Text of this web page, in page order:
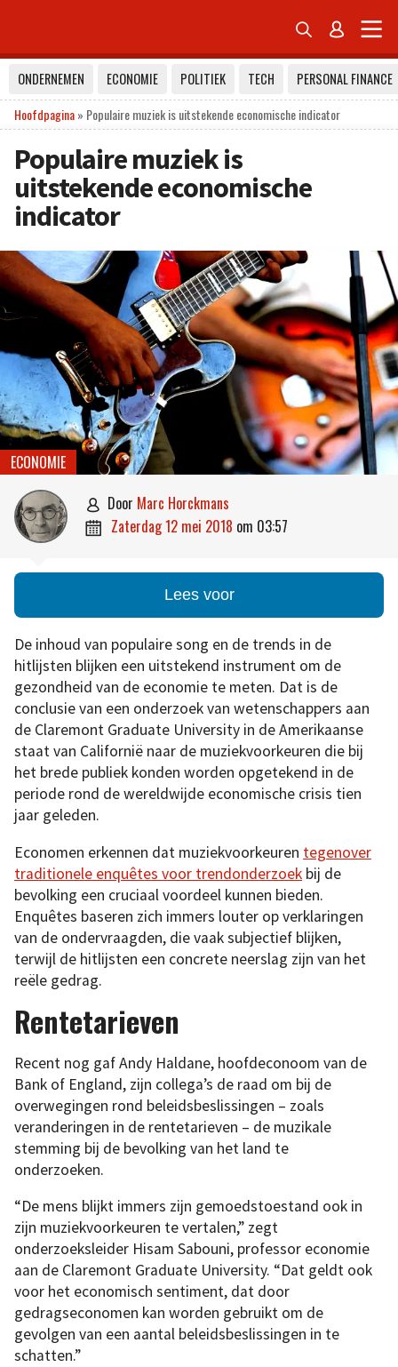
 
ONDERNEMEN ECONOMIE POLITIEK TECH
PERSONAL FINANCE
Hoofdpagina» Populaire muziek is uitstekende economische indicator
Populaire muziek is
uitstekende economische
indicator
ECONOMIE
 door Marc Horckmans
 zaterdag 12 mei 2018 om 03:57
Lees voor
De inhoud van populaire song en de trends in de
hitlijsten blijken een uitstekend instrument om de
gezondheid van de economie te meten. Dat is de
conclusie van een onderzoek van wetenschappers aan
de Claremont Graduate University in de Amerikaanse
staat van Californië naar de muziekvoorkeuren die bij
het brede publiek konden worden opgetekend in de
periode rond de wereldwijde economische crisis tien
jaar geleden.
Economen erkennen dat muziekvoorkeuren tegenover
traditionele enquêtes voor trendonderzoek bij de
bevolking een cruciaal voordeel kunnen bieden.
Enquêtes baseren zich immers louter op verklaringen
van de ondervraagden, die vaak subjectief blijken,
terwijl de hitlijsten een concrete neerslag zijn van het
reële gedrag.
Rentetarieven
Recent nog gaf Andy Haldane, hoofdeconoom van de
Bank of England, zijn collega’s de raad om bij de
overwegingen rond beleidsbeslissingen – zoals
veranderingen in de rentetarieven – de muzikale
stemming bij de bevolking van het land te
onderzoeken.
“De mens blijkt immers zijn gemoedstoestand ook in
zijn muziekvoorkeuren te vertalen,” zegt
onderzoeksleider Hisam Sabouni, professor economie
aan de Claremont Graduate University. “Dat geldt ook
voor het economisch sentiment, dat door
gedragseconomen kan worden gebruikt om de
gevolgen van een aantal beleidsbeslissingen in te
schatten.”